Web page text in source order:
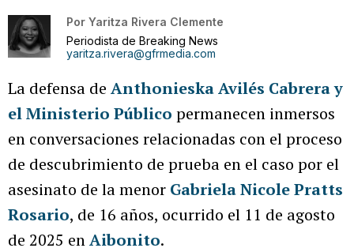
Por Yaritza Rivera Clemente
Periodista de Breaking News
yaritza.rivera@gfrmedia.com
La defensa de Anthonieska Avilés Cabrera y
el Ministerio Público permanecen inmersos
en conversaciones relacionadas con el proceso
de descubrimiento de prueba en el caso por el
asesinato de la menor Gabriela Nicole Pratts
Rosario, de 16 años, ocurrido el 11 de agosto
de 2025 enAibonito.